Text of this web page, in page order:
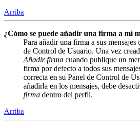
Arriba
¿Cómo se puede añadir una firma a mi
Para añadir una firma a sus mensajes
de Control de Usuario. Una vez
Añadir firma cuando publique un
firma por defecto a todos sus
correcta en su Panel de Control de
añadirla en los mensajes, debe
firma dentro del perfil.
Arriba